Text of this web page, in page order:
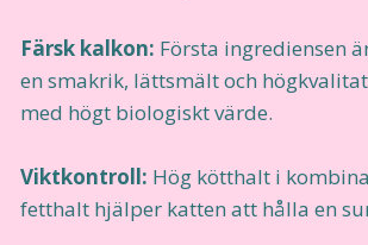
Färsk kalkon: Första ingrediensen
en smakrik, lättsmält och
med högt biologiskt värde.
Viktkontroll: Hög kötthalt i
fetthalt hjälper katten att hålla en